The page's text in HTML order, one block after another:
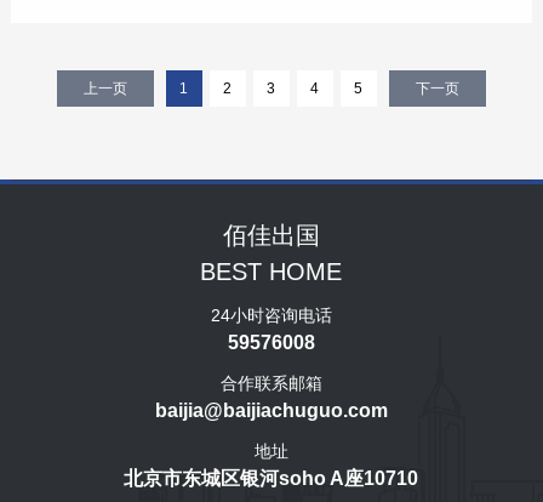
上一页 1 2 3 4 5 下一页
佰佳出国
BEST HOME
24小时咨询电话
59576008
合作联系邮箱
baijia@baijiachuguo.com
地址
北京市东城区银河soho A座10710